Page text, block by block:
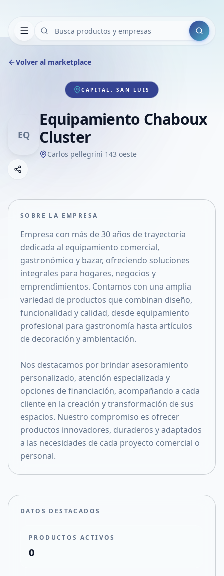
Buscar
Volver al marketplace
CAPITAL, SAN LUIS
EQ
Equipamiento Chaboux
Cluster
Carlos pellegrini 143 oeste
Compartir empresa
Compartir en X
SOBRE LA EMPRESA
Empresa con más de 30 años de trayectoria
dedicada al equipamiento comercial,
gastronómico y bazar, ofreciendo soluciones
integrales para hogares, negocios y
emprendimientos. Contamos con una amplia
variedad de productos que combinan diseño,
funcionalidad y calidad, desde equipamiento
profesional para gastronomía hasta artículos
de decoración y ambientación.
Nos destacamos por brindar asesoramiento
personalizado, atención especializada y
opciones de financiación, acompañando a cada
cliente en la creación y transformación de sus
espacios. Nuestro compromiso es ofrecer
productos innovadores, duraderos y adaptados
a las necesidades de cada proyecto comercial o
personal.
DATOS DESTACADOS
PRODUCTOS ACTIVOS
0